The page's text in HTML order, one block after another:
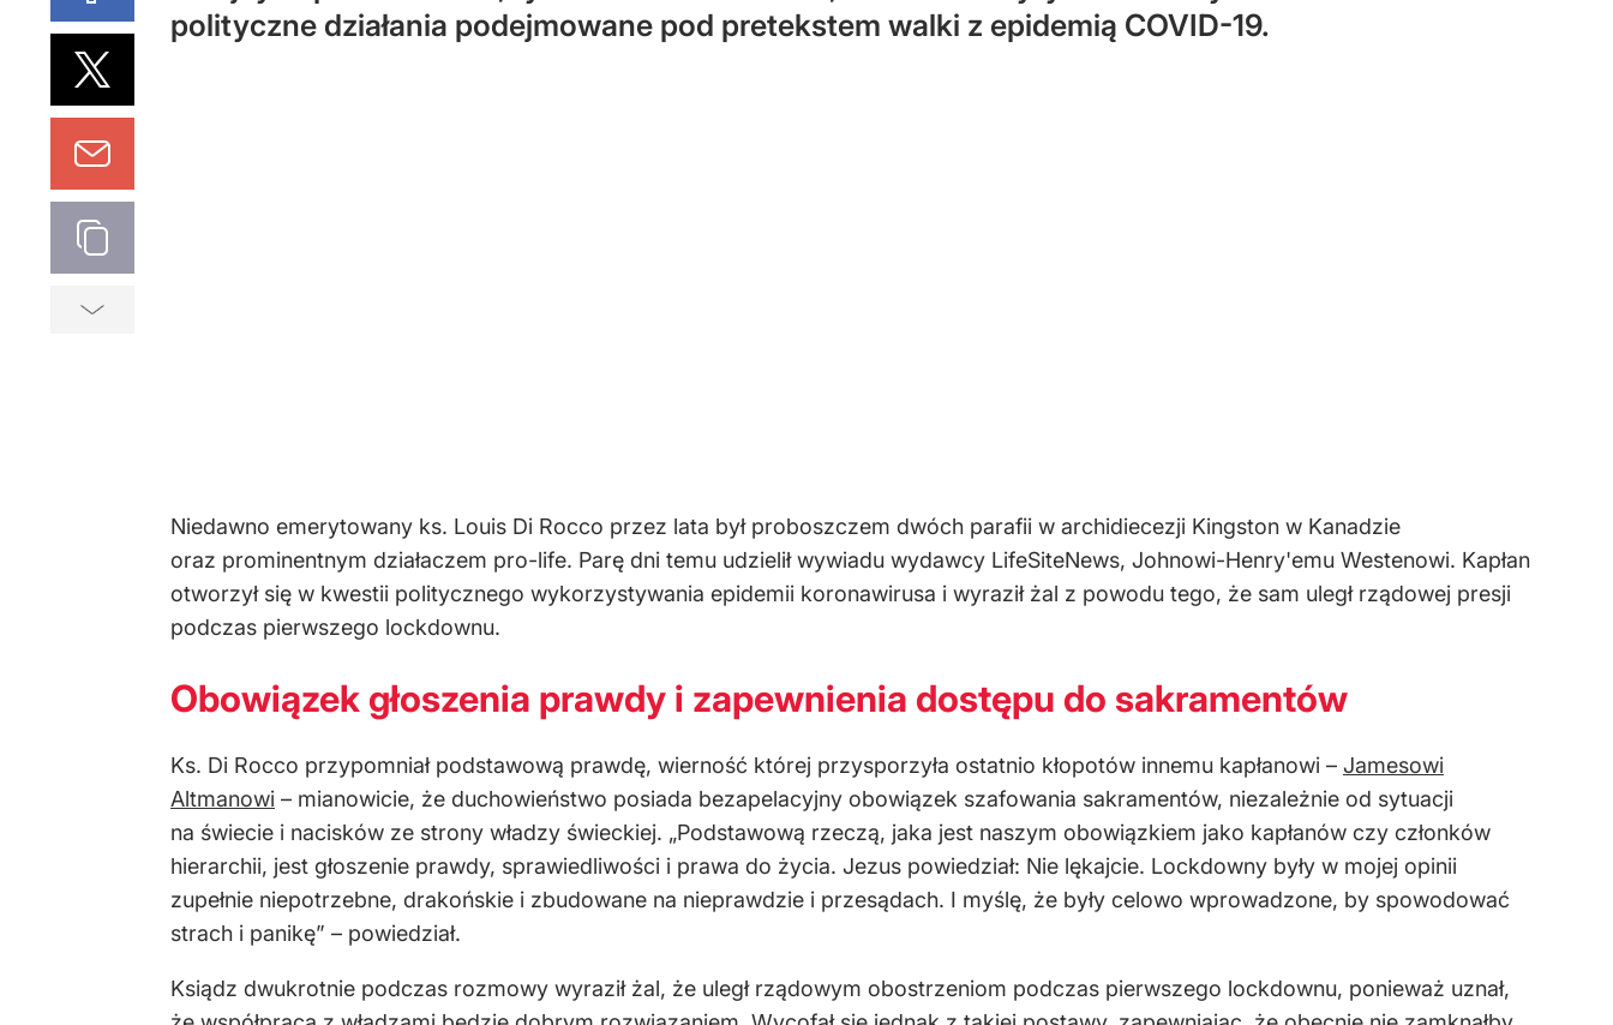
polityczne działania podejmowane pod pretekstem walki z epidemią COVID-19.
Niedawno emerytowany ks. Louis Di Rocco przez lata był proboszczem dwóch parafii w archidiecezji Kingston w Kanadzie
oraz prominentnym działaczem pro-life. Parę dni temu udzielił wywiadu wydawcy LifeSiteNews, Johnowi-Henry'emu Westenowi. Kapłan
otworzył się w kwestii politycznego wykorzystywania epidemii koronawirusa i wyraził żal z powodu tego, że sam uległ rządowej presji
podczas pierwszego lockdownu.
Obowiązek głoszenia prawdy i zapewnienia dostępu do sakramentów
Ks. Di Rocco przypomniał podstawową prawdę, wierność której przysporzyła ostatnio kłopotów innemu kapłanowi – Jamesowi
Altmanowi – mianowicie, że duchowieństwo posiada bezapelacyjny obowiązek szafowania sakramentów, niezależnie od sytuacji
na świecie i nacisków ze strony władzy świeckiej. „Podstawową rzeczą, jaka jest naszym obowiązkiem jako kapłanów czy członków
hierarchii, jest głoszenie prawdy, sprawiedliwości i prawa do życia. Jezus powiedział: Nie lękajcie. Lockdowny były w mojej opinii
zupełnie niepotrzebne, drakońskie i zbudowane na nieprawdzie i przesądach. I myślę, że były celowo wprowadzone, by spowodować
strach i panikę” – powiedział.
Ksiądz dwukrotnie podczas rozmowy wyraził żal, że uległ rządowym obostrzeniom podczas pierwszego lockdownu, ponieważ uznał,